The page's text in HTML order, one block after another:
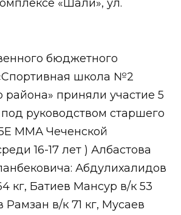
«Шали», ул.
бюджетного
школа №2
района» приняли участие 5
руководством старшего
ММА Чеченской
16-17 лет ) Албастова
Абдулихалидов
кг, Батиев Мансур в/к 53
Рамзан в/к 71 кг, Мусаев